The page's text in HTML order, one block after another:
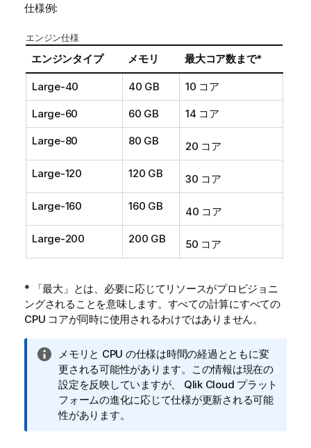
仕様例:
エンジン仕様
エンジンタイプ メモリ 最大コア数まで*
Large-40 40 GB 10 コア
Large-60 60 GB 14 コア
Large-80 80 GB 20 コア
Large-120 120 GB 30 コア
Large-160 160 GB 40 コア
Large-200 200 GB 50 コア
* 「最大」とは、必要に応じてリソースがプロビジョニ
ングされることを意味します。すべての計算にすべての
CPU コアが同時に使用されるわけではありません。
情
報
メ
モ
メモリと CPU の仕様は時間の経過とともに変
更される可能性があります。この情報は現在の
設定を反映していますが、 Qlik Cloud プラット
フォームの進化に応じて仕様が更新される可能
性があります。